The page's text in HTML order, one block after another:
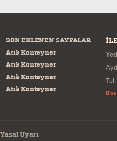
SON EKLENEN SAYFALAR
Atık Konteyner
Atık Konteyner
Atık Konteyner
Atık Konteyner
Bize
Yasal Uyarı